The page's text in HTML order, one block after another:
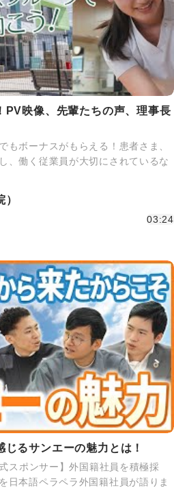
PV映像、先輩たちの声、理事長
もボーナスがもらえる！患者さま、
、働く従業員が大切にされているな
03:24
るサンエーの魅力とは！
スポンサー】外国籍社員を積極採
日本語ペラペラ外国籍社員が語りま